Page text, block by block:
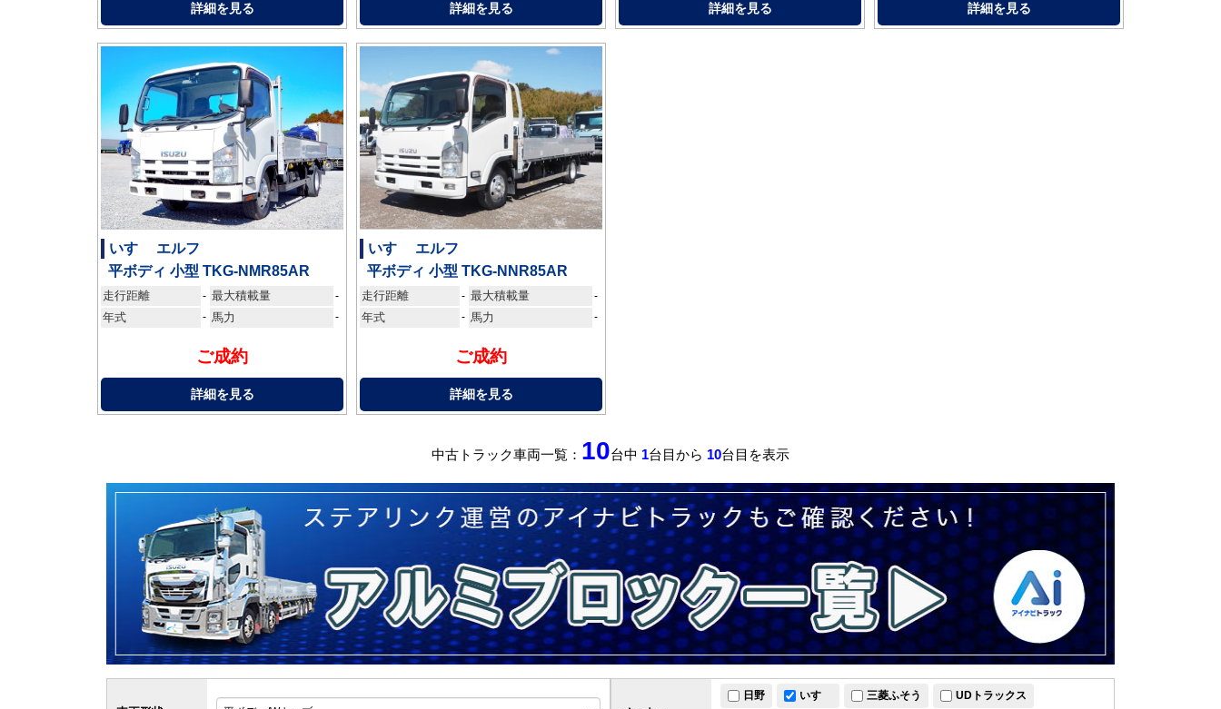
詳細を見る 詳細を見る 詳細を見る 詳細を見る
いすゞ エルフ
平ボディ 小型 TKG-NMR85AR
走行距離 - 最大積載量 -
年式 - 馬力 -
ご成約
詳細を見る
いすゞ エルフ
平ボディ 小型 TKG-NNR85AR
走行距離 - 最大積載量 -
年式 - 馬力 -
ご成約
詳細を見る
中古トラック車両一覧： 10台中 1台目から 10台目を表示
日野 いすゞ 三菱ふそう UDトラックス